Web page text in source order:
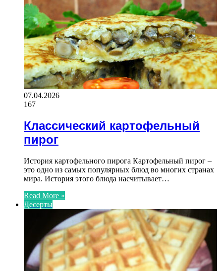
07.04.2026
167
Классический картофельный
пирог
История картофельного пирога Картофельный пирог –
это одно из самых популярных блюд во многих странах
мира. История этого блюда насчитывает…
Read More »
Десерты